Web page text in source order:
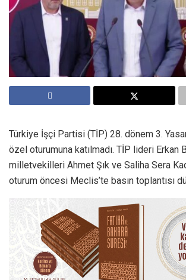
Türkiye İşçi Partisi (TİP) 28. dönem 3.
özel oturumuna katılmadı. TİP lideri Erkan
milletvekilleri Ahmet Şık ve Saliha Sera
oturum öncesi Meclis’te basın toplantısı